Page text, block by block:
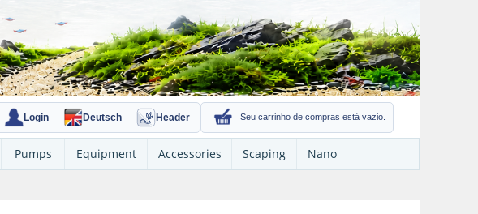
Login Deutsch Header Seu carrinho de compras está vazio.
Pumps Equipment Accessories Scaping
Nano